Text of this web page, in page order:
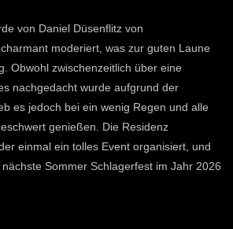
von Daniel Düsenflitz von
moderiert, was zur guten Laune
Obwohl zwischenzeitlich über eine
nachgedacht wurde aufgrund der
es jedoch bei ein wenig Regen und alle
genießen. Die Residenz
einmal ein tolles Event organisiert, und
Sommer Schlagerfest im Jahr 2026